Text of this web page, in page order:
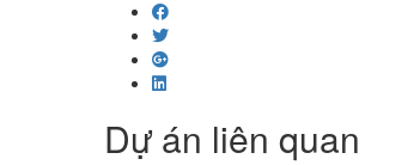
Dự án liên quan